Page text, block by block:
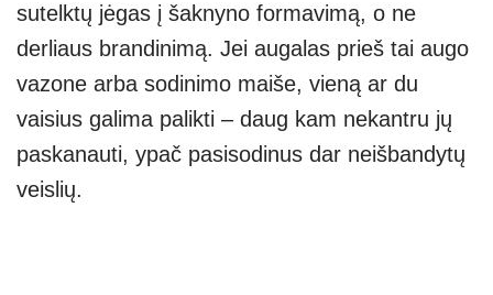
sutelktų jėgas į šaknyno formavimą, o ne
derliaus brandinimą. Jei augalas prieš tai augo
vazone arba sodinimo maiše, vieną ar du
vaisius galima palikti – daug kam nekantru jų
paskanauti, ypač pasisodinus dar neišbandytų
veislių.